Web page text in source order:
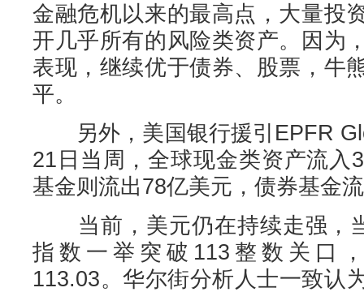
金融危机以来的最高点，大量投
开几乎所有的风险类资产。因为
表现，继续优于债券、股票，牛
平。
另外，美国银行援引EPFR
21日当周，全球现金类资产流入
基金则流出78亿美元，债券基金
当前，美元仍在持续走强，
指数一举突破113整数关口
113.03。华尔街分析人士一致认